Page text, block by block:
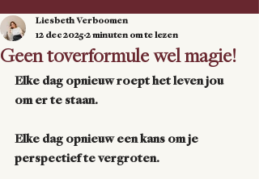
Geen toverformule wel magie!
Liesbeth Verboomen
12 dec 2025 2 minuten om te lezen
Elke dag opnieuw roept het leven jou
om er te staan.
Elke dag opnieuw een kans om je
perspectief te vergroten.